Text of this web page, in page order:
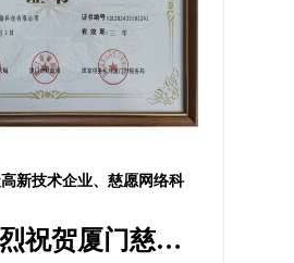
新技术企业、慈愿网络科
祝贺厦门慈愿